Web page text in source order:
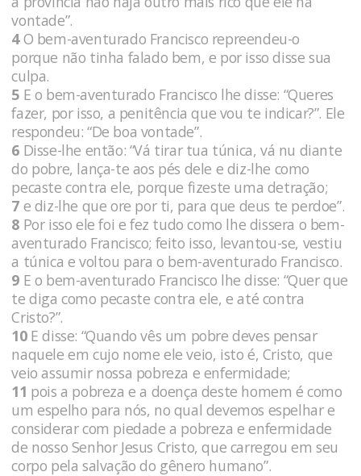
vontade”.
4O bem-aventurado Francisco repreendeu-o
porque não tinha falado bem, e por isso disse sua
culpa.
5 E o bem-aventurado Francisco lhe disse: “Queres
fazer, por isso, a penitência que vou te indicar?”. Ele
respondeu: “De boa vontade”.
6 Disse-lhe então: “Vá tirar tua túnica, vá nu diante
do pobre, lança-te aos pés dele e diz-lhe como
pecaste contra ele, porque fizeste uma detração;
7 e diz-lhe que ore por ti, para que deus te perdoe”.
8 Por isso ele foi e fez tudo como lhe dissera o bem-
aventurado Francisco; feito isso, levantou-se, vestiu
a túnica e voltou para o bem-aventurado Francisco.
9 E o bem-aventurado Francisco lhe disse: “Quer que
te diga como pecaste contra ele, e até contra
Cristo?”.
10E disse: “Quando vês um pobre deves pensar
naquele em cujo nome ele veio, isto é, Cristo, que
veio assumir nossa pobreza e enfermidade;
11 pois a pobreza e a doença deste homem é como
um espelho para nós, no qual devemos espelhar e
considerar com piedade a pobreza e enfermidade
de nosso Senhor Jesus Cristo, que carregou em seu
corpo pela salvação do gênero humano”.